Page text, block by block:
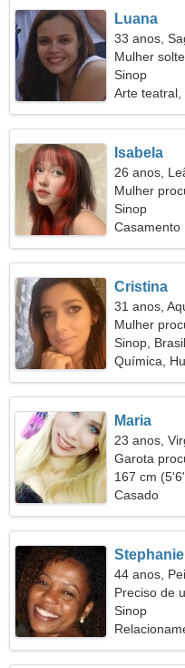
Luana
33 anos,
Mulher
Sinop
Arte teatral,
Isabela
26 anos,
Mulher
Sinop
Casamento
Cristina
31 anos,
Mulher
Sinop, Brasil
Química,
Maria
23 anos,
Garota
167 cm
Casado
Stephanie
44 anos,
Preciso de
juntos
Sinop